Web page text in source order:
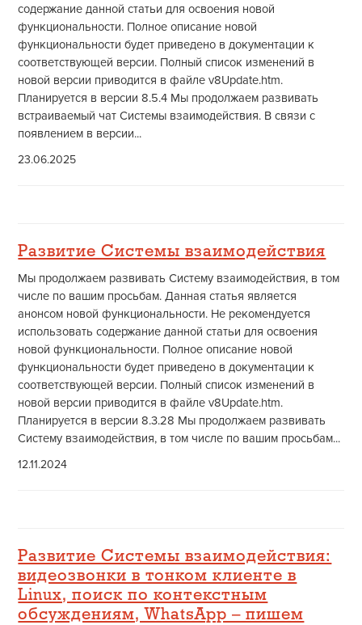
содержание данной статьи для освоения новой
функциональности. Полное описание новой
функциональности будет приведено в документации к
соответствующей версии. Полный список изменений в
новой версии приводится в файле v8Update.htm.
Планируется в версии 8.5.4 Мы продолжаем развивать
встраиваемый чат Системы взаимодействия. В связи с
появлением в версии...
23.06.2025
Развитие Системы взаимодействия
Мы продолжаем развивать Систему взаимодействия, в том
числе по вашим просьбам. Данная статья является
анонсом новой функциональности. Не рекомендуется
использовать содержание данной статьи для освоения
новой функциональности. Полное описание новой
функциональности будет приведено в документации к
соответствующей версии. Полный список изменений в
новой версии приводится в файле v8Update.htm.
Планируется в версии 8.3.28 Мы продолжаем развивать
Систему взаимодействия, в том числе по вашим просьбам...
12.11.2024
Развитие Системы взаимодействия:
видеозвонки в тонком клиенте в
Linux, поиск по контекстным
обсуждениям, WhatsApp – пишем